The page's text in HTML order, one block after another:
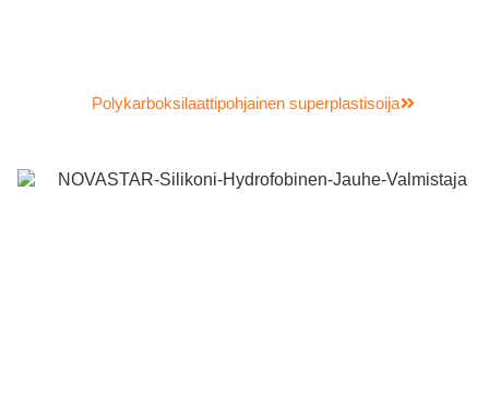
Polykarboksilaattipohjainen superplastisoija